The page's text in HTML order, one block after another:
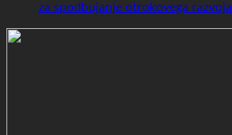
za spodbujanje otrokovega razvoja